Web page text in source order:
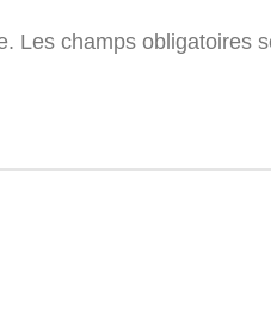
Les champs obligatoires